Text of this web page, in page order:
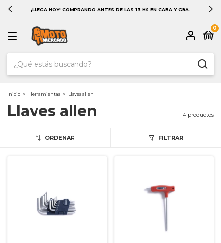
¡LLEGA HOY! COMPRANDO ANTES DE LAS 13 HS EN CABA Y GBA.
0
Inicio > Herramientas > Llaves allen
Llaves allen 4 productos
ORDENAR FILTRAR